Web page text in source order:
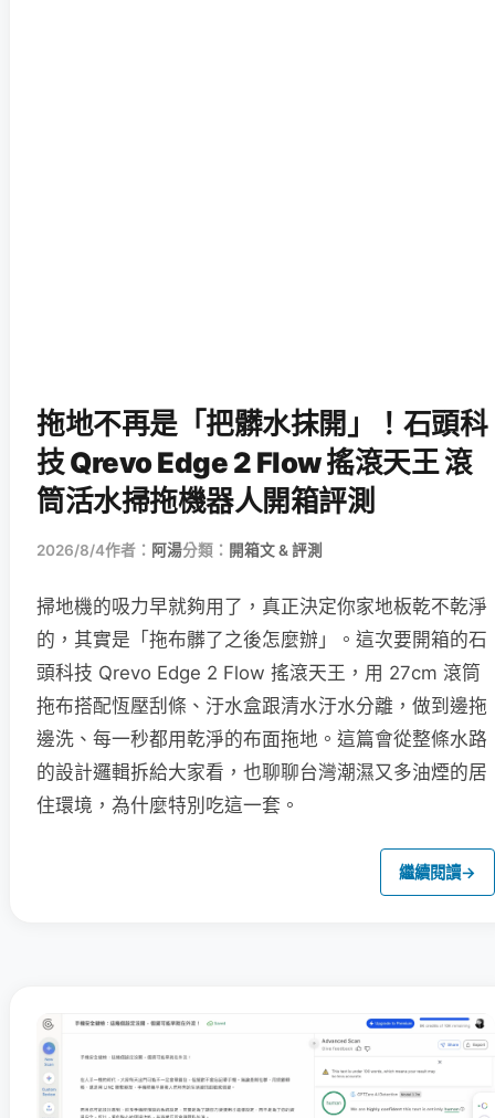
拖地不再是「把髒水抹開」！石頭科
技 Qrevo Edge 2 Flow 搖滾天王 滾
筒活水掃拖機器人開箱評測
2026/8/4作者： 阿湯分類： 開箱文 & 評測
掃地機的吸力早就夠用了，真正決定你家地板乾不乾淨
的，其實是「拖布髒了之後怎麼辦」。這次要開箱的石
頭科技 Qrevo Edge 2 Flow 搖滾天王，用 27cm 滾筒
拖布搭配恆壓刮條、汙水盒跟清水汙水分離，做到邊拖
邊洗、每一秒都用乾淨的布面拖地。這篇會從整條水路
的設計邏輯拆給大家看，也聊聊台灣潮濕又多油煙的居
住環境，為什麼特別吃這一套。
繼續閱讀→